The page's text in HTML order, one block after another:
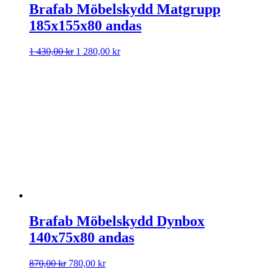
Brafab Möbelskydd Matgrupp
185x155x80 andas
1 430,00kr Det
1 280,00 krDet
Brafab Möbelskydd Dynbox
140x75x80 andas
870,00kr Det
780,00 krDet